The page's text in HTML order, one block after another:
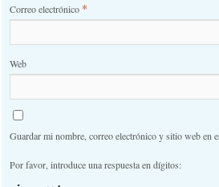
Correo electrónico *
Web
Guardar mi nombre, correo electrónico y sitio web en
Por favor, introduce una respuesta en dígitos: